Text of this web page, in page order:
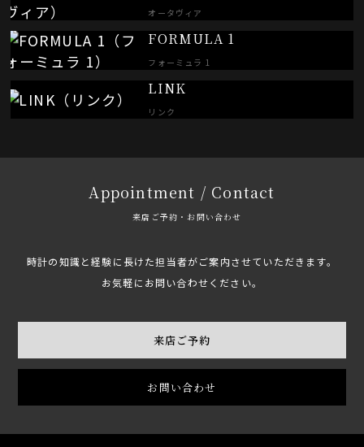
オータヴィア
FORMULA 1
フォーミュラ 1
LINK
リンク
Appointment / Contact
来店ご予約・お問い合わせ
時計の知識と経験に長けた担当者がご案内させていただきます。
お気軽にお問い合わせください。
来店ご予約
お問い合わせ